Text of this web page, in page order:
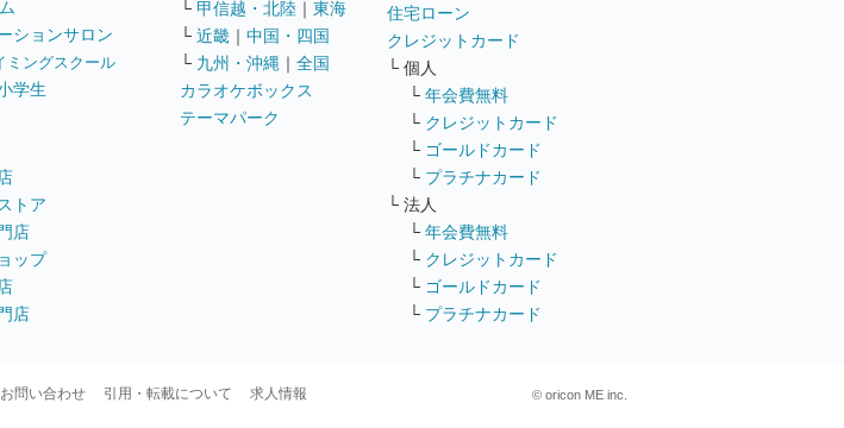
ションサロン
ミングスクール
学生
トア
店
ップ
店
└ 甲信越・北陸 ｜ 東海
└ 近畿 ｜ 中国・四国
└ 九州・沖縄 ｜ 全国
カラオケボックス
テーマパーク
住宅ローン
クレジットカード
└ 個人
└ 年会費無料
└ クレジットカード
└ ゴールドカード
└ プラチナカード
└ 法人
└ 年会費無料
└ クレジットカード
└ ゴールドカード
└ プラチナカード
お問い合わせ 引用・転載について 求人情報 © oricon ME inc.